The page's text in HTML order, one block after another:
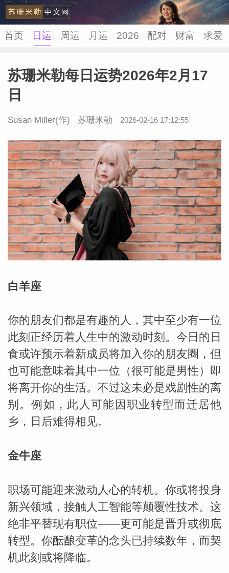
苏珊米
勒中文
首页 日运 周运 月运 2026 配对 财富 求爱
苏珊米勒每日运势2026年2月17
日
Susan Miller(作) 苏珊米勒 2026-02-16 17:12:55
白羊座
你的朋友们都是有趣的人，其中至少有一位
此刻正经历着人生中的激动时刻。今日的日
食或许预示着新成员将加入你的朋友圈，但
也可能意味着其中一位（很可能是男性）即
将离开你的生活。不过这未必是戏剧性的离
别。例如，此人可能因职业转型而迁居他
乡，日后难得相见。
金牛座
职场可能迎来激动人心的转机。你或将投身
新兴领域，接触人工智能等颠覆性技术。这
绝非平替现有职位——更可能是晋升或彻底
转型。你酝酿变革的念头已持续数年，而契
机此刻或将降临。